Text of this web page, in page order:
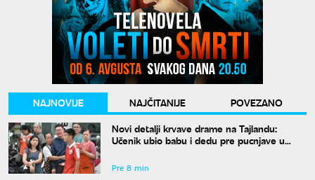
NAJNOVIJE NAJČITANIJE
POVEZANO
Novi detalji krvave drame na Tajlandu:
Učenik ubio babu i dedu pre pucnjave u
Pre 8 min